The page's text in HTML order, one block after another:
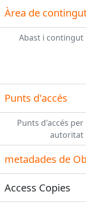
Àrea de
Abast i contingut
Punts d'accés
Punts d'accés per
autoritat
metadades de
Access Copies